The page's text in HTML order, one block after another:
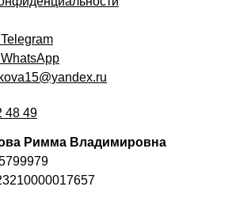
48 49
Римма Владимировна